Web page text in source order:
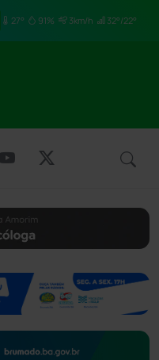
27° 91% 3km/h 32°/22°